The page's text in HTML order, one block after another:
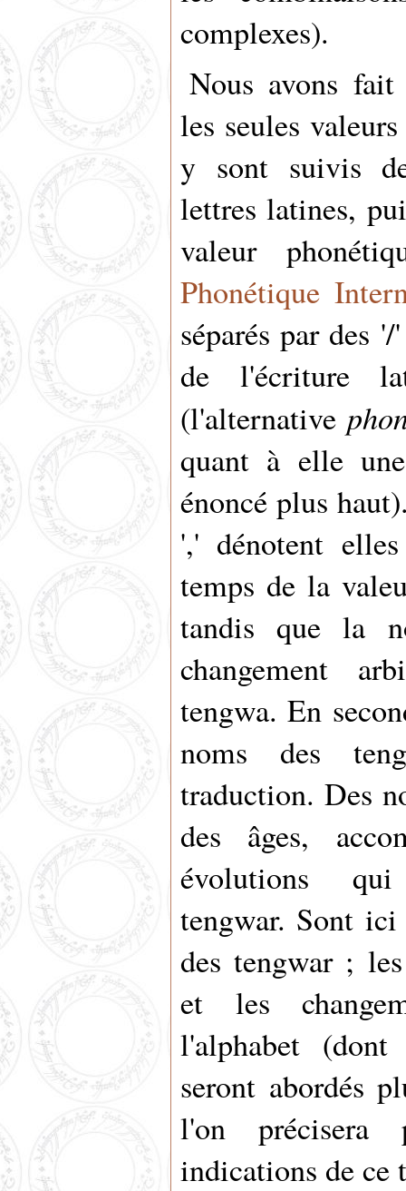
complexes).
Nous avons
les seules
y sont suivis
lettres latines,
valeur
Phonétique
séparés par des
de l'écriture
(l'alternative
quant à elle
énoncé plus
',' dénotent
temps de la
tandis que la
changement
tengwa. En
noms des
traduction. Des
des âges,
évolutions
tengwar. Sont
des tengwar ;
et les
l'alphabet
seront abordés
l'on précisera
indications de ce